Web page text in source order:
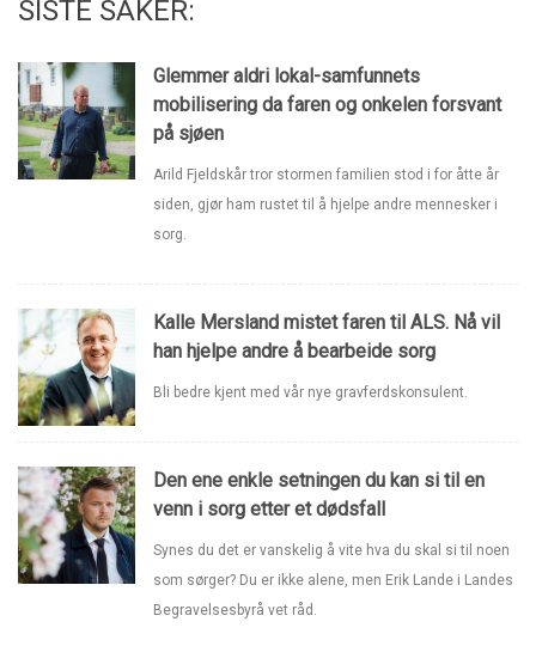
SISTE SAKER:
Glemmer aldri lokal-samfunnets
mobilisering da faren og onkelen forsvant
på sjøen
Arild Fjeldskår tror stormen familien stod i for åtte år
siden, gjør ham rustet til å hjelpe andre mennesker i
sorg.
Kalle Mersland mistet faren til ALS. Nå vil
han hjelpe andre å bearbeide sorg
Bli bedre kjent med vår nye gravferdskonsulent.
Den ene enkle setningen du kan si til en
venn i sorg etter et dødsfall
Synes du det er vanskelig å vite hva du skal si til noen
som sørger? Du er ikke alene, men Erik Lande i Landes
Begravelsesbyrå vet råd.